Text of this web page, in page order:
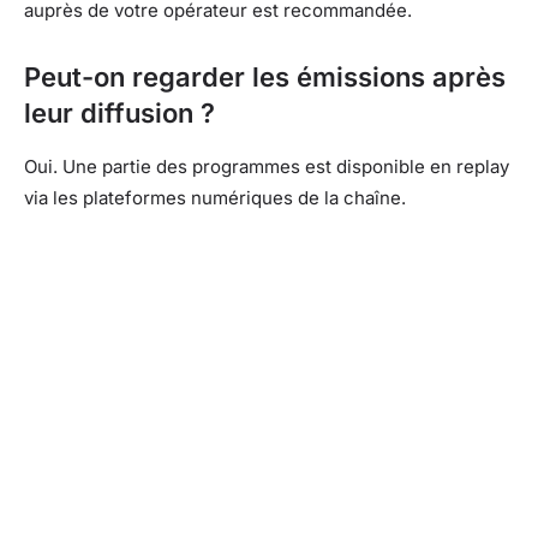
auprès de votre opérateur est recommandée.
Peut-on regarder les émissions après
leur diffusion ?
Oui. Une partie des programmes est disponible en replay
via les plateformes numériques de la chaîne.